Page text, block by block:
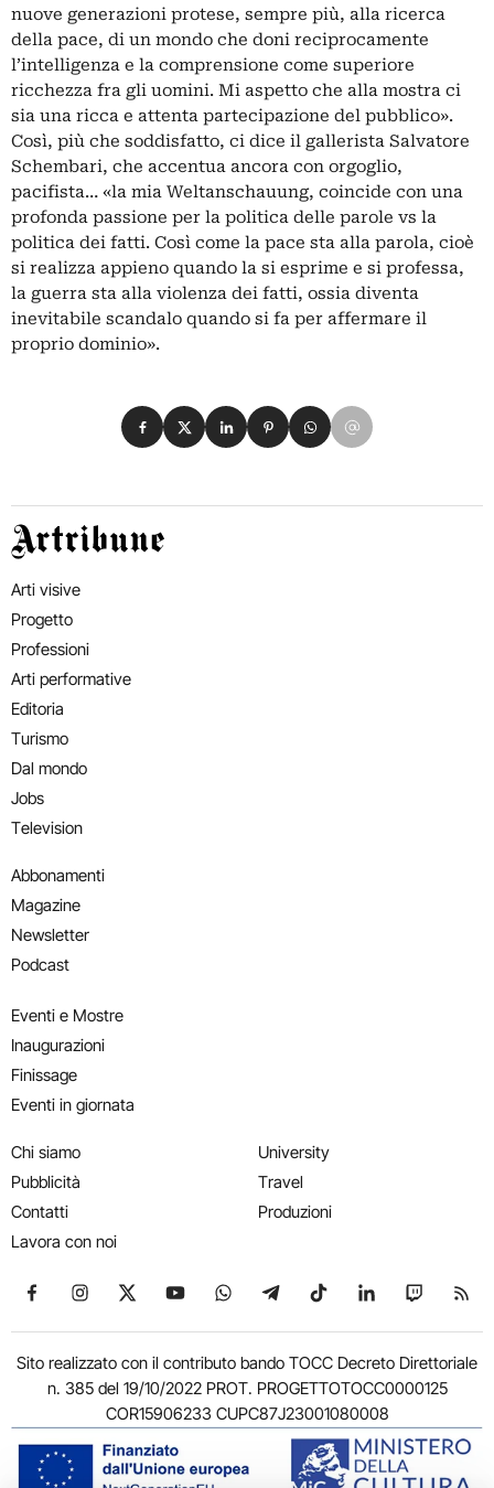
nuove generazioni protese, sempre più, alla ricerca
della pace, di un mondo che doni reciprocamente
l’intelligenza e la comprensione come superiore
ricchezza fra gli uomini. Mi aspetto che alla mostra ci
sia una ricca e attenta partecipazione del pubblico».
Così, più che soddisfatto, ci dice il gallerista Salvatore
Schembari, che accentua ancora con orgoglio,
pacifista… «la mia Weltanschauung, coincide con una
profonda passione per la politica delle parole vs la
politica dei fatti. Così come la pace sta alla parola, cioè
si realizza appieno quando la si esprime e si professa,
la guerra sta alla violenza dei fatti, ossia diventa
inevitabile scandalo quando si fa per affermare il
proprio dominio».
Condividi su Facebook
Condividi su X
Condividi su LinkedIn
Condividi su Pinterest
Condividi su WhatsApp
Condividi su Email
Artribune
Arti visive
Progetto
Professioni
Arti performative
Editoria
Turismo
Dal mondo
Jobs
Television
Abbonamenti
Magazine
Newsletter
Podcast
Eventi e Mostre
Inaugurazioni
Finissage
Eventi in giornata
Chi siamo
Pubblicità
Contatti
Lavora con noi
University
Travel
Produzioni
Seguici su Facebook
Seguici su Instagram
Seguici su X
Seguici su YouTube
Seguici su WhatsApp
Seguici su Telegram
Seguici su TikTok
Seguici su
Seguici
Sito realizzato con il contributo bando TOCC Decreto Direttoriale
n. 385 del 19/10/2022 PROT. PROGETTOTOCC0000125
COR15906233 CUPC87J23001080008